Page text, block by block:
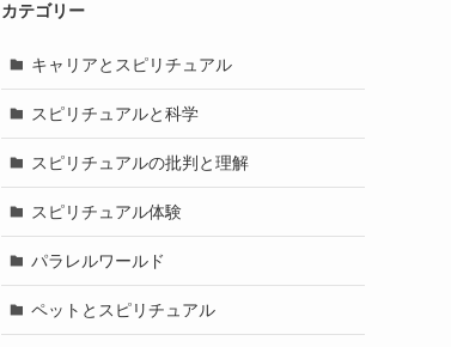
カテゴリー
キャリアとスピリチュアル
スピリチュアルと科学
スピリチュアルの批判と理解
スピリチュアル体験
パラレルワールド
ペットとスピリチュアル